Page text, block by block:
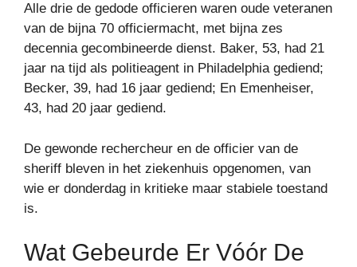
Alle drie de gedode officieren waren oude veteranen
van de bijna 70 officiermacht, met bijna zes
decennia gecombineerde dienst. Baker, 53, had 21
jaar na tijd als politieagent in Philadelphia gediend;
Becker, 39, had 16 jaar gediend; En Emenheiser,
43, had 20 jaar gediend.
De gewonde rechercheur en de officier van de
sheriff bleven in het ziekenhuis opgenomen, van
wie er donderdag in kritieke maar stabiele toestand
is.
Wat Gebeurde Er Vóór De